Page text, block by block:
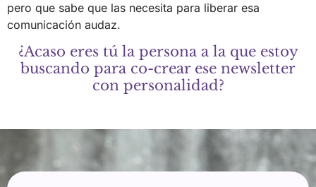
pero que sabe que las necesita para liberar esa
comunicación audaz.
¿Acaso eres tú la persona a la que estoy
buscando para co-crear ese newsletter
con personalidad?